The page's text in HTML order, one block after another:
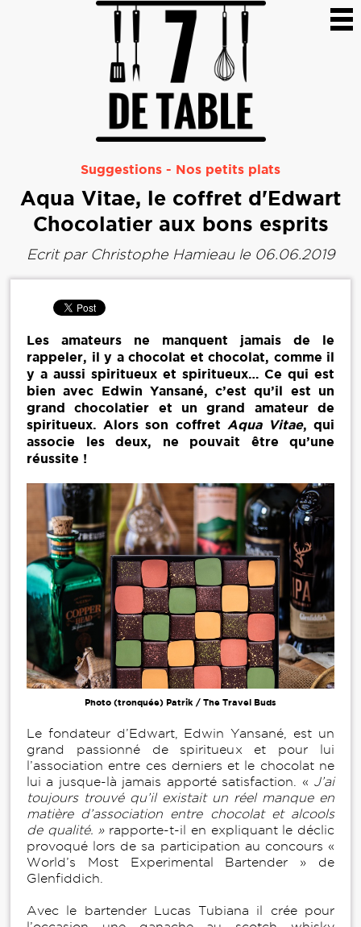
Suggestions - Nos petits plats
Aqua Vitae, le coffret d'Edwart
Chocolatier aux bons esprits
Ecrit par Christophe Hamieaule 06.06.2019
Les amateurs ne manquent jamais de le
rappeler, il y a chocolat et chocolat, comme il
y a aussi spiritueux et spiritueux… Ce qui est
bien avec Edwin Yansané, c’est qu’il est un
grand chocolatier et un grand amateur de
spiritueux. Alors son coffret Aqua Vitae, qui
associe les deux, ne pouvait être qu’une
réussite !
Photo (tronquée) Patrik / The Travel Buds
Le fondateur d’Edwart, Edwin Yansané, est un
grand passionné de spiritueux et pour lui
l’association entre ces derniers et le chocolat ne
lui a jusque-là jamais apporté satisfaction. « J’ai
toujours trouvé qu’il existait un réel manque en
matière d’association entre chocolat et alcools
de qualité. » rapporte-t-il en expliquant le déclic
provoqué lors de sa participation au concours «
World’s Most Experimental Bartender » de
Glenfiddich.
Avec le bartender Lucas Tubiana il crée pour